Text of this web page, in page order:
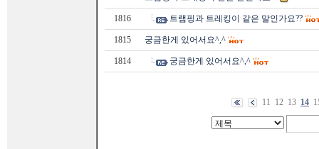
1816 트램핑과 트레킹이 같은 말인가요??
1815 궁금한게 있어서요^,^
1814 궁금한게 있어서요^,^
11 12 13 14